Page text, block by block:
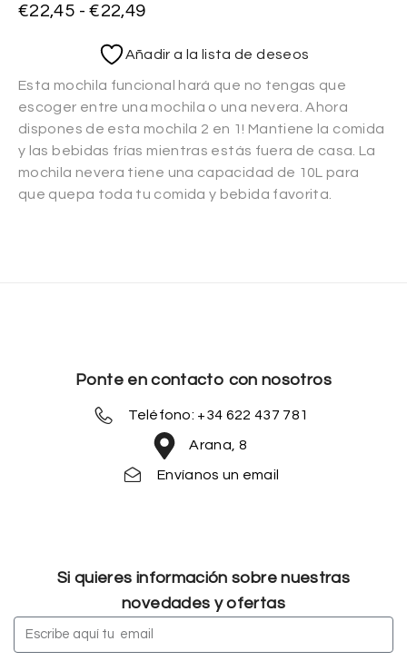
€22,45 - €22,49
Añadir a la lista de deseos
Esta mochila funcional hará que no tengas que
escoger entre una mochila o una nevera. Ahora
dispones de esta mochila 2 en 1! Mantiene la comida
y las bebidas frías mientras estás fuera de casa. La
mochila nevera tiene una capacidad de 10L para
que quepa toda tu comida y bebida favorita.
Ponte en contacto con nosotros
Teléfono: +34 622 437 781
Arana, 8
Envíanos un email
Si quieres información sobre nuestras
novedades y ofertas